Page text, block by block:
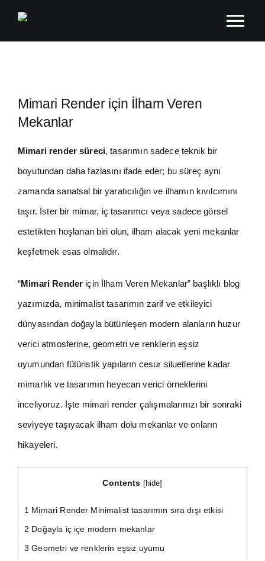
Hakkında
Blog
İletişim
Metraj Programı
Mimari Render için İlham Veren
Mekanlar
Mimari render süreci, tasarımın sadece teknik bir
boyutundan daha fazlasını ifade eder; bu süreç aynı
zamanda sanatsal bir yaratıcılığın ve ilhamın kıvılcımını
taşır. İster bir mimar, iç tasarımcı veya sadece görsel
estetikten hoşlanan biri olun, ilham alacak yeni mekanlar
keşfetmek esas olmalıdır.
“Mimari Render için İlham Veren Mekanlar” başlıklı blog
yazımızda, minimalist tasarımın zarif ve etkileyici
dünyasından doğayla bütünleşen modern alanların huzur
verici atmosferine, geometri ve renklerin eşsiz
uyumundan fütüristik yapıların cesur siluetlerine kadar
mimarlık ve tasarımın heyecan verici örneklerini
inceliyoruz. İşte mimari render çalışmalarınızı bir sonraki
seviyeye taşıyacak ilham dolu mekanlar ve onların
hikayeleri.
Contents [hide]
1 Mimari Render Minimalist tasarımın sıra dışı etkisi
2 Doğayla iç içe modern mekanlar
3 Geometri ve renklerin eşsiz uyumu